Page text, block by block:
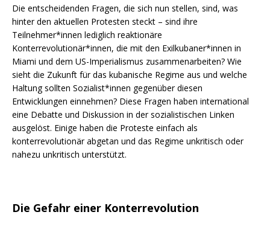
Die entscheidenden Fragen, die sich nun stellen, sind, was
hinter den aktuellen Protesten steckt – sind ihre
Teilnehmer*innen lediglich reaktionäre
Konterrevolutionär*innen, die mit den Exilkubaner*innen in
Miami und dem US-Imperialismus zusammenarbeiten? Wie
sieht die Zukunft für das kubanische Regime aus und welche
Haltung sollten Sozialist*innen gegenüber diesen
Entwicklungen einnehmen? Diese Fragen haben international
eine Debatte und Diskussion in der sozialistischen Linken
ausgelöst. Einige haben die Proteste einfach als
konterrevolutionär abgetan und das Regime unkritisch oder
nahezu unkritisch unterstützt.
Die Gefahr einer Konterrevolution